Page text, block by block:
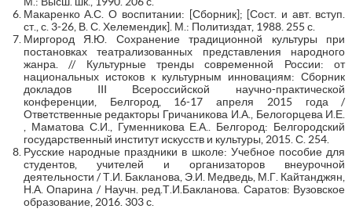
Макаренко А.С. О воспитании: [Сборник]; [Сост. и авт. вступ.
ст., с. 3-26, В. С. Хелемендик]. М.: Политиздат, 1988. 255 с.
Миргород Я.Ю. Сохранение традиционной культуры при
постановках театрализованных представления народного
жанра. // Культурные тренды современной России: от
национальных истоков к культурным инновациям: Сборник
докладов III Всероссийской научно-практической
конференции, Белгород, 16-17 апреля 2015 года /
Ответственные редакторы Гричаникова И.А., Белогорцева И.Е.
, Маматова С.И., Гуменникова Е.А.. Белгород: Белгородский
государственный институт искусств и культуры, 2015. С. 254.
Русские народные праздники в школе: Учебное пособие для
студентов, учителей и организаторов внеурочной
деятельности / Т.И. Бакланова, Э.И. Медведь, М.Г. Кайтанджян,
Н.А. Опарина / Научн. ред.Т.И.Бакланова. Саратов: Вузовское
образование, 2016. 303 с.